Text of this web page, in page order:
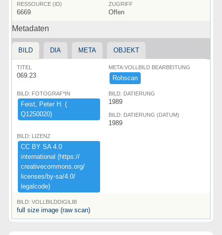
RESSOURCE (ID)
6669
ZUGRIFF
Offen
Metadaten
BILD DIA META OBJEKT
TITEL
069.23
META:VOLLBILD BEARBEITUNG
Rohscan
BILD: FOTOGRAF*IN
Feist,​ ​Peter ​H.​ ​(​
Q1250020)​
BILD: DATIERUNG
1989
BILD: DATIERUNG (DATUM)
1989
BILD: LIZENZ
CC ​BY ​SA ​4.​0 ​
international ​(​https:​/​/​
creativecommons.​org/​
licenses/​by-​sa/​4.​0/​
legalcode)​
BILD: VOLLBILDDIGILIB
full size image (raw scan)